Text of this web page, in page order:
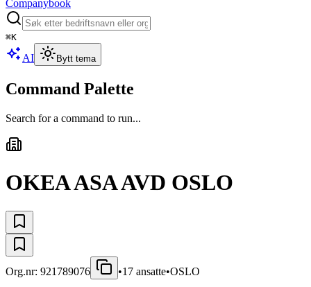
Companybook
⌘K
AI Bytt tema
Command Palette
Search for a command to run...
OKEA ASA AVD OSLO
Org.nr: 921789076 •17 ansatte•OSLO